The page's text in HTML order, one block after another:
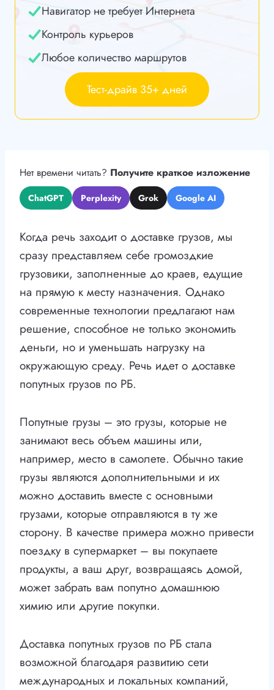
Навигатор не требует Интернета
Контроль курьеров
Любое количество маршрутов
Тест-драйв 35+ дней
Нет времени читать? Получите краткое изложение
ChatGPT Perplexity Grok Google AI
Когда речь заходит о доставке грузов, мы
сразу представляем себе громоздкие
грузовики, заполненные до краев, едущие
на прямую к месту назначения. Однако
современные технологии предлагают нам
решение, способное не только экономить
деньги, но и уменьшать нагрузку на
окружающую среду. Речь идет о доставке
попутных грузов по РБ.
Попутные грузы – это грузы, которые не
занимают весь объем машины или,
например, место в самолете. Обычно такие
грузы являются дополнительными и их
можно доставить вместе с основными
грузами, которые отправляются в ту же
сторону. В качестве примера можно привести
поездку в супермаркет – вы покупаете
продукты, а ваш друг, возвращаясь домой,
может забрать вам попутно домашнюю
химию или другие покупки.
Доставка попутных грузов по РБ стала
возможной благодаря развитию сети
международных и локальных компаний,